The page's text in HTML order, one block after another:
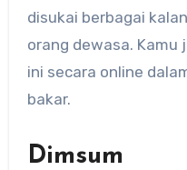
disukai berbagai
orang dewasa. Kamu
ini secara online
bakar.
Dimsum